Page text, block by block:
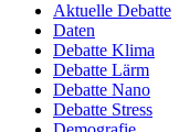
Aktuelle Debatte
Daten
Debatte Klima
Debatte Lärm
Debatte Nano
Debatte Stress